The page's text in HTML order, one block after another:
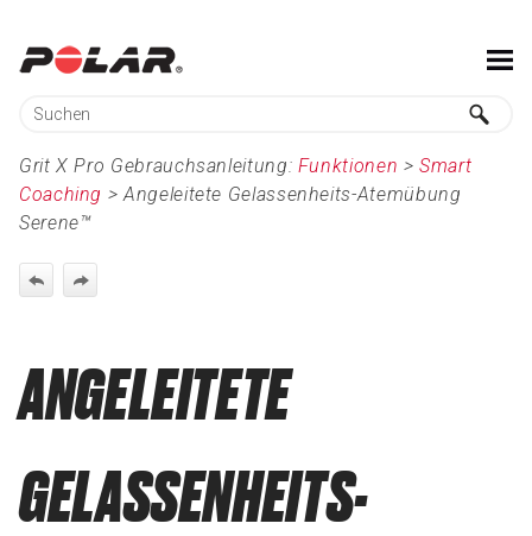
Zu Hauptinhalt springen
Grit X Pro Gebrauchsanleitung: Funktionen >Smart
Coaching >Angeleitete Gelassenheits-Atemübung
Serene™
ANGELEITETE
GELASSENHEITS-